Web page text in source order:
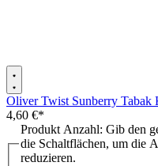
Oliver Twist Sunberry Tabak
4,60 €*
Produkt Anzahl: Gib den
die Schaltflächen, um die
reduzieren.